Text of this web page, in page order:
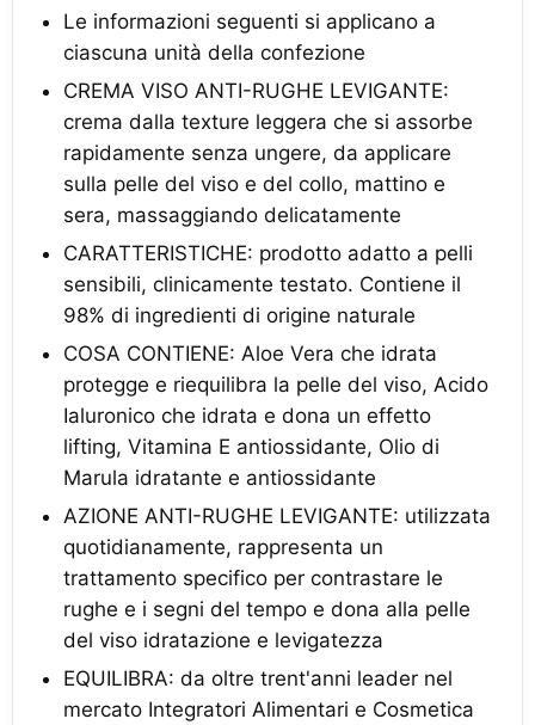
Le informazioni seguenti si applicano a
ciascuna unità della confezione
CREMA VISO ANTI-RUGHE LEVIGANTE:
crema dalla texture leggera che si assorbe
rapidamente senza ungere, da applicare
sulla pelle del viso e del collo, mattino e
sera, massaggiando delicatamente
CARATTERISTICHE: prodotto adatto a pelli
sensibili, clinicamente testato. Contiene il
98% di ingredienti di origine naturale
COSA CONTIENE: Aloe Vera che idrata
protegge e riequilibra la pelle del viso, Acido
Ialuronico che idrata e dona un effetto
lifting, Vitamina E antiossidante, Olio di
Marula idratante e antiossidante
AZIONE ANTI-RUGHE LEVIGANTE: utilizzata
quotidianamente, rappresenta un
trattamento specifico per contrastare le
rughe e i segni del tempo e dona alla pelle
del viso idratazione e levigatezza
EQUILIBRA: da oltre trent'anni leader nel
mercato Integratori Alimentari e Cosmetica